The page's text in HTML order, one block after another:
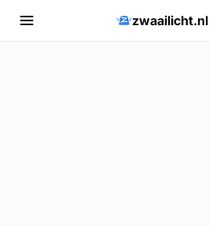
zwaailicht.nl